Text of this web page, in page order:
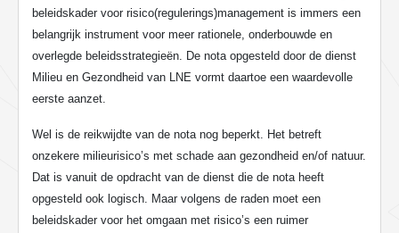
beleidskader voor risico(regulerings)management is immers een
belangrijk instrument voor meer rationele, onderbouwde en
overlegde beleidsstrategieën. De nota opgesteld door de dienst
Milieu en Gezondheid van LNE vormt daartoe een waardevolle
eerste aanzet.
Wel is de reikwijdte van de nota nog beperkt. Het betreft
onzekere milieurisico’s met schade aan gezondheid en/of natuur.
Dat is vanuit de opdracht van de dienst die de nota heeft
opgesteld ook logisch. Maar volgens de raden moet een
beleidskader voor het omgaan met risico’s een ruimer